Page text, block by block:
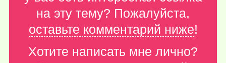
на эту тему? Пожалуйста,
оставьте комментарий ниже!
Хотите написать мне лично?